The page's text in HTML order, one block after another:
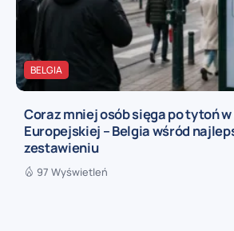
BELGIA
Coraz mniej osób sięga po tytoń
Europejskiej – Belgia wśród
zestawieniu
97 Wyświetleń